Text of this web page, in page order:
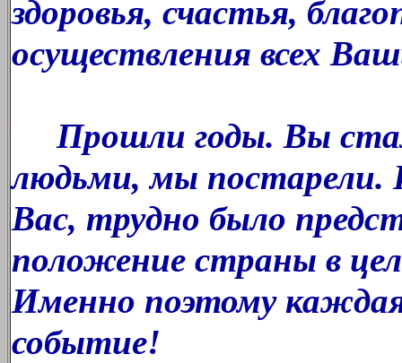
здоровья, счастья,
осуществления всех
Прошли годы. Вы
людьми, мы постарели.
Вас, трудно было
положение страны в
Именно поэтому
событие!